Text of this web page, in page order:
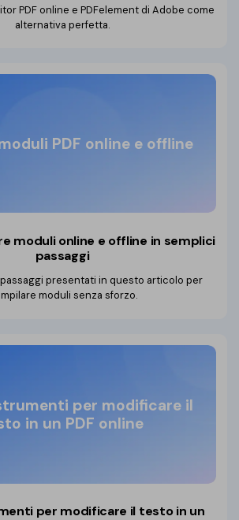
PDF online e PDFelement di Adobe come
alternativa perfetta.
PDF online e offline
moduli online e offline in semplici
passaggi
presentati in questo articolo per
moduli senza sforzo.
per modificare il
in un PDF online
per modificare il testo in un